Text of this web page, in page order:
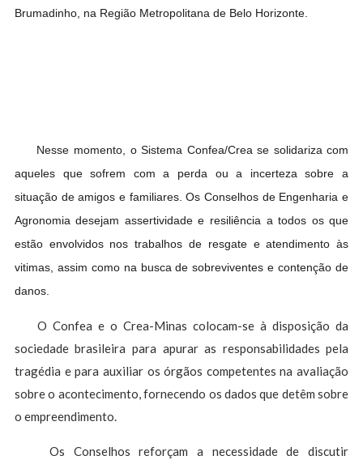
Brumadinho, na Região Metropolitana de Belo Horizonte.
Nesse momento, o Sistema Confea/Crea se solidariza com
aqueles que sofrem com a perda ou a incerteza sobre a
situação de amigos e familiares. Os Conselhos de Engenharia e
Agronomia desejam assertividade e resiliência a todos os que
estão envolvidos nos trabalhos de resgate e atendimento às
vitimas, assim como na busca de sobreviventes e contenção de
danos.
O Confea e o Crea-Minas colocam-se à disposição da
sociedade brasileira para apurar as responsabilidades pela
tragédia e para auxiliar os órgãos competentes na avaliação
sobre o acontecimento, fornecendo os dados que detêm sobre
o empreendimento.
Os Conselhos reforçam a necessidade de discutir